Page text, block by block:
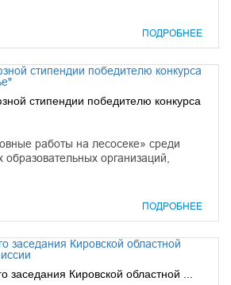
ПОДРОБНЕЕ
стипендии победителю конкурса
работы на лесосеке» среди
организаций,
ПОДРОБНЕЕ
заседания Кировской областной ...